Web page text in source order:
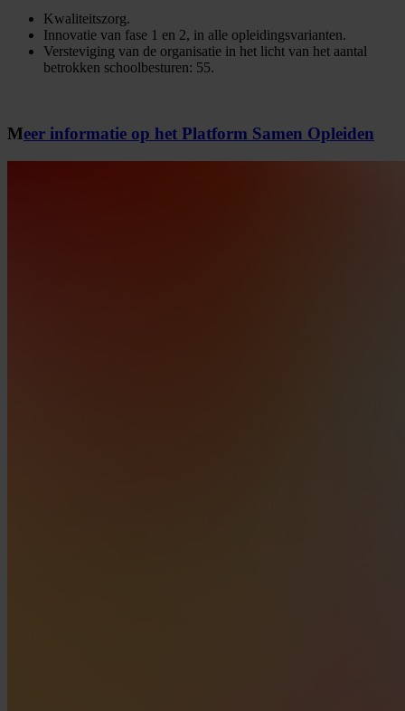
Kwaliteitszorg.
Innovatie van fase 1 en 2, in alle opleidingsvarianten.
Versteviging van de organisatie in het licht van het aantal
betrokken schoolbesturen: 55.
Meer informatie op het Platform Samen Opleiden